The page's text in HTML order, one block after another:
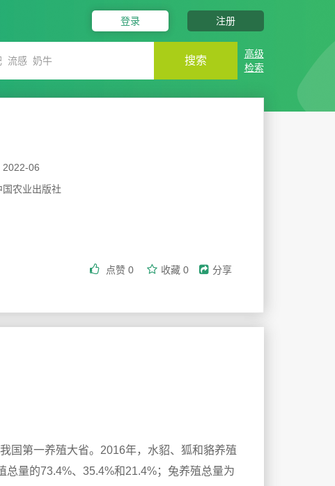
登录 注册
搜索
高级
检索
2022-06
国农业出版社
点赞 0 收藏 0 分享
国第一养殖大省。2016年，水貂、狐和貉养殖
量的73.4%、35.4%和21.4%；兔养殖总量为